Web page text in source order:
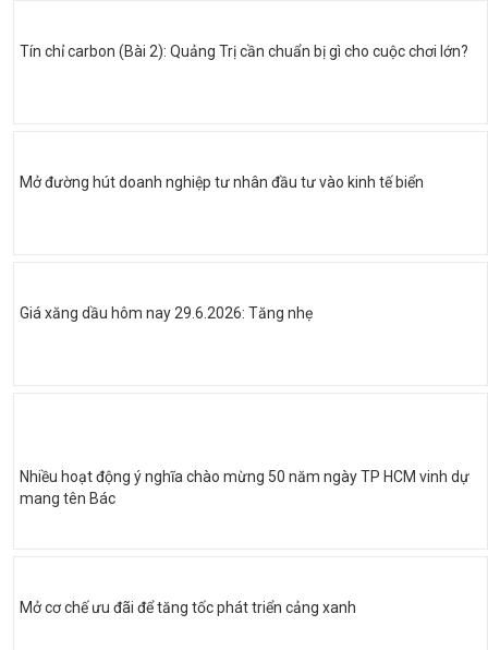
Tín chỉ carbon (Bài 2): Quảng Trị cần chuẩn bị gì cho cuộc chơi lớn?
Mở đường hút doanh nghiệp tư nhân đầu tư vào kinh tế biển
Giá xăng dầu hôm nay 29.6.2026: Tăng nhẹ
Nhiều hoạt động ý nghĩa chào mừng 50 năm ngày TP HCM vinh dự
mang tên Bác
Mở cơ chế ưu đãi để tăng tốc phát triển cảng xanh